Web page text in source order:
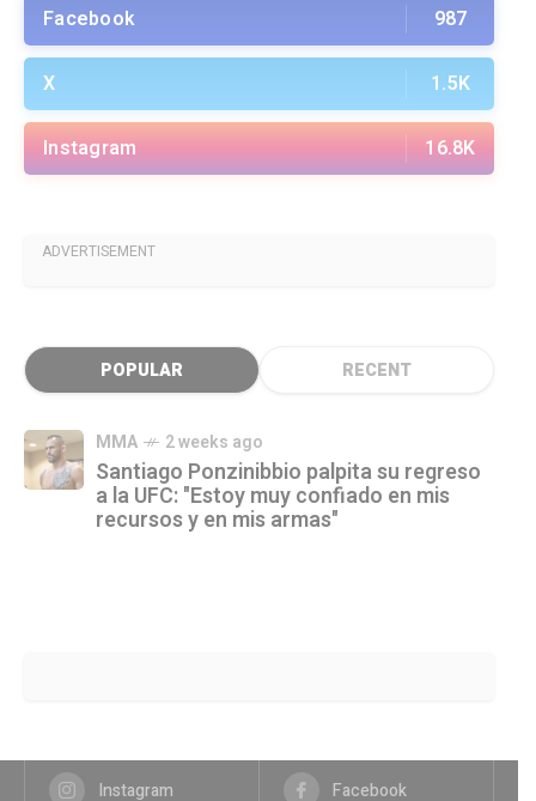
Facebook 987
X 1.5K
Instagram 16.8K
ADVERTISEMENT
POPULAR RECENT
MMA 2 weeks ago
Santiago Ponzinibbio palpita su regreso
a la UFC: "Estoy muy confiado en mis
recursos y en mis armas"
Instagram Facebook